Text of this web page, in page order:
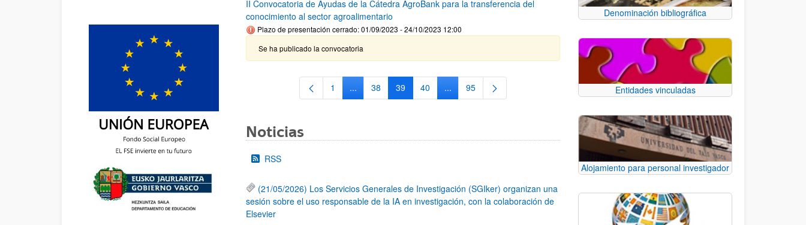
II Convocatoria de Ayudas de la Cátedra AgroBank para la transferencia del
conocimiento al sector agroalimentario
Plazo de presentación cerrado: 01/09/2023 - 24/10/2023 12:00
Se ha publicado la convocatoria
Página
1 ...Páginas intermedias Use TAB para desplazarse.
Página
38 Página
39 Página
40 ...Páginas intermedias Use TAB para desplazarse.
Página
95
Noticias
RSS
(21/05/2026) Los Servicios Generales de Investigación (SGIker) organizan una
sesión sobre el uso responsable de la IA en investigación, con la colaboración de
Elsevier
Denominación bibliográfica
Entidades vinculadas
Alojamiento para personal investigador